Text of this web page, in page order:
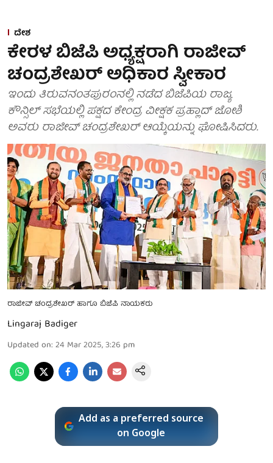
ದೇಶ
ಕೇರಳ ಬಿಜೆಪಿ ಅಧ್ಯಕ್ಷರಾಗಿ ರಾಜೀವ್‌
ಚಂದ್ರಶೇಖರ್‌ ಅಧಿಕಾರ ಸ್ವೀಕಾರ
ಇಂದು ತಿರುವನಂತಪುರಂನಲ್ಲಿ ನಡೆದ ಬಿಜೆಪಿಯ ರಾಜ್ಯ
ಕೌನ್ಸಿಲ್ ಸಭೆಯಲ್ಲಿ ಪಕ್ಷದ ಕೇಂದ್ರ ವೀಕ್ಷಕ ಪ್ರಹ್ಲಾದ್ ಜೋಶಿ
ಅವರು ರಾಜೀವ್‌ ಚಂದ್ರಶೇಖರ್‌ ಆಯ್ಕೆಯನ್ನು ಘೋಷಿಸಿದರು.
ರಾಜೀವ್‌ ಚಂದ್ರಶೇಖರ್‌ ಹಾಗೂ ಬಿಜೆಪಿ ನಾಯಕರು
Lingaraj Badiger
Updated on: 24 Mar 2025, 3:26 pm
Add as a preferred source
on Google